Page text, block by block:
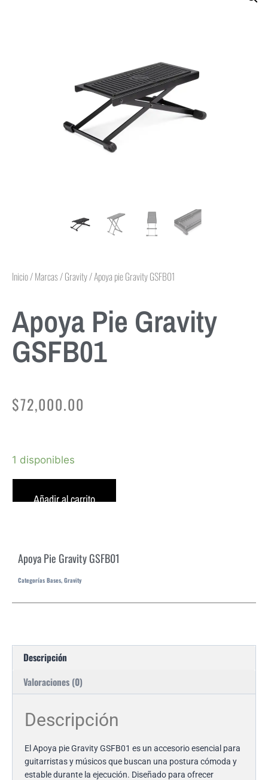
Inicio/Marcas/Gravity/ Apoya pie Gravity GSFB01
Apoya Pie Gravity
GSFB01
$72,000.00
1 disponibles
Añadir al carrito
Apoya Pie Gravity GSFB01
Categorías Bases, Gravity
Descripción
Valoraciones (0)
Descripción
El Apoya pie Gravity GSFB01 es un accesorio esencial para
guitarristas y músicos que buscan una postura cómoda y
estable durante la ejecución. Diseñado para ofrecer